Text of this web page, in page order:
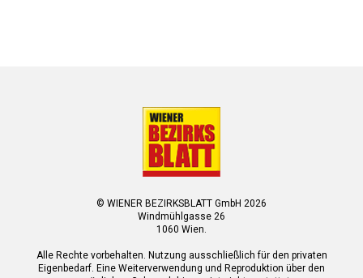
© WIENER BEZIRKSBLATT GmbH 2026
Windmühlgasse 26
1060 Wien.
Alle Rechte vorbehalten. Nutzung ausschließlich für den privaten
Eigenbedarf. Eine Weiterverwendung und Reproduktion über den